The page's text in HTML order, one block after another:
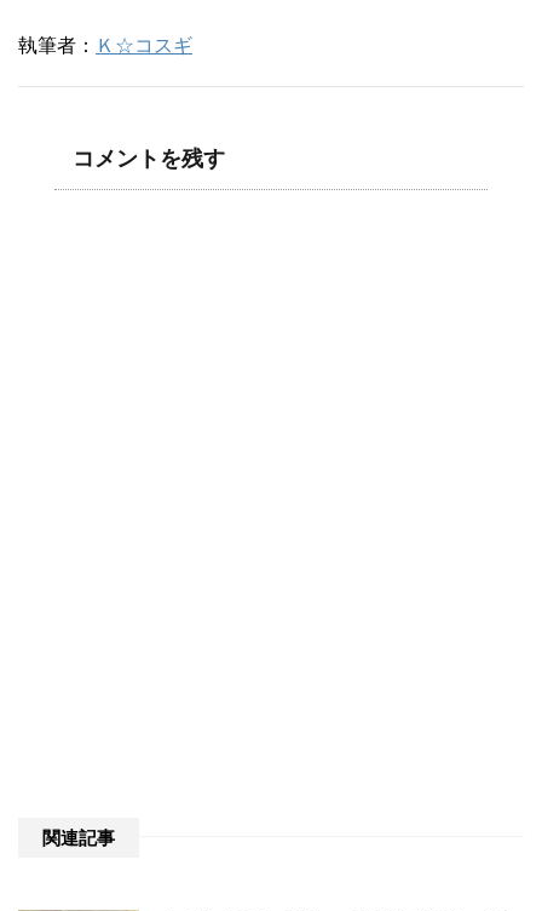
執筆者： Ｋ☆コスギ
コメントを残す
関連記事